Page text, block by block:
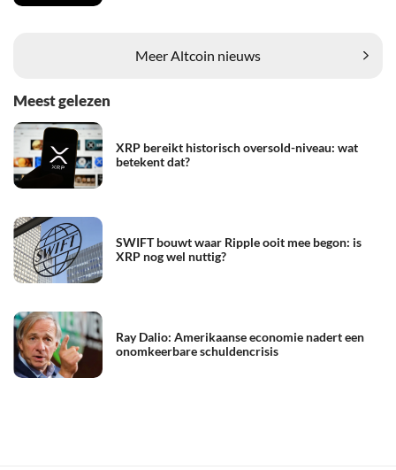
Meer Altcoin nieuws
Meest gelezen
XRP bereikt historisch oversold-niveau: wat
betekent dat?
SWIFT bouwt waar Ripple ooit mee begon: is
XRP nog wel nuttig?
Ray Dalio: Amerikaanse economie nadert een
onomkeerbare schuldencrisis